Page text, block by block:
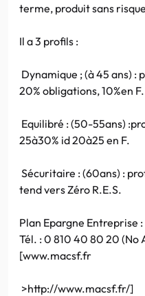
terme, produit sans
Il a 3 profils :
Dynamique ; (à 45 ans) :
20% obligations, 10%en F.
Equilibré : (50-55ans)
25à30% id 20à25 en F.
Sécuritaire : (60ans) :
tend vers Zéro R.E.S.
Plan Epargne Entreprise
Tél. : 0 810 40 80 20 (No
[www.macsf.fr
>http://www.macsf.fr/]